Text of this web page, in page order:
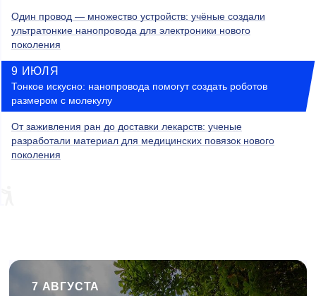
Один провод — множество устройств: учёные создали
ультратонкие нанопровода для электроники нового
поколения
9 ИЮЛЯ
Тонкое искусно: нанопровода помогут создать роботов
размером с молекулу
От заживления ран до доставки лекарств: ученые
разработали материал для медицинских повязок нового
поколения
7 АВГУСТА